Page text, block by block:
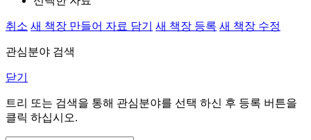
취소 새 책장 만들어 자료 담기 새 책장 등록 새 책장 수정
관심분야 검색
닫기
트리 또는 검색을 통해 관심분야를 선택 하신 후 등록 버튼을
클릭 하십시오.